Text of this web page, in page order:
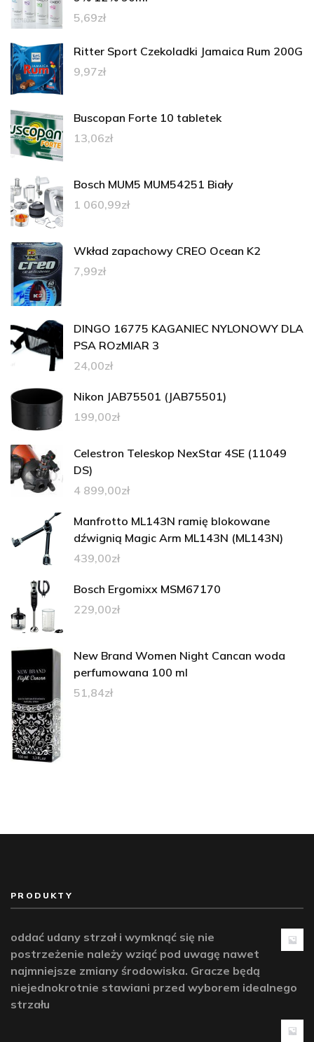
5,69zł
Ritter Sport Czekoladki Jamaica Rum 200G
9,97zł
Buscopan Forte 10 tabletek
13,06zł
Bosch MUM5 MUM54251 Biały
1 060,99zł
Wkład zapachowy CREO Ocean K2
7,99zł
DINGO 16775 KAGANIEC NYLONOWY DLA
PSA ROzMIAR 3
24,00zł
Nikon JAB75501 (JAB75501)
199,00zł
Celestron Teleskop NexStar 4SE (11049
DS)
4 899,00zł
Manfrotto ML143N ramię blokowane
dźwignią Magic Arm ML143N (ML143N)
439,00zł
Bosch Ergomixx MSM67170
229,00zł
New Brand Women Night Cancan woda
perfumowana 100 ml
51,84zł
PRODUKTY
oddać udany strzał i wymknąć się nie
postrzeżenie należy wziąć pod uwagę nawet
najmniejsze zmiany środowiska. Gracze będą
niejednokrotnie stawiani przed wyborem idealnego
strzału